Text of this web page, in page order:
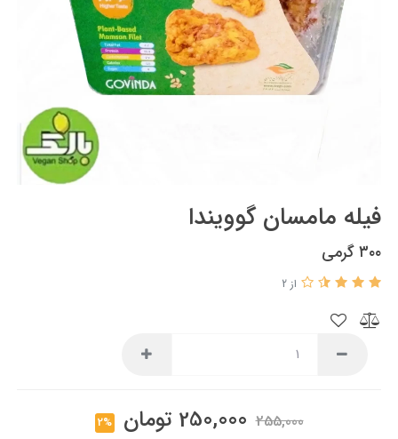
فیله مامسان گوویندا
۳۰۰ گرمی
از 2
255,000
250,000 تومان 2%